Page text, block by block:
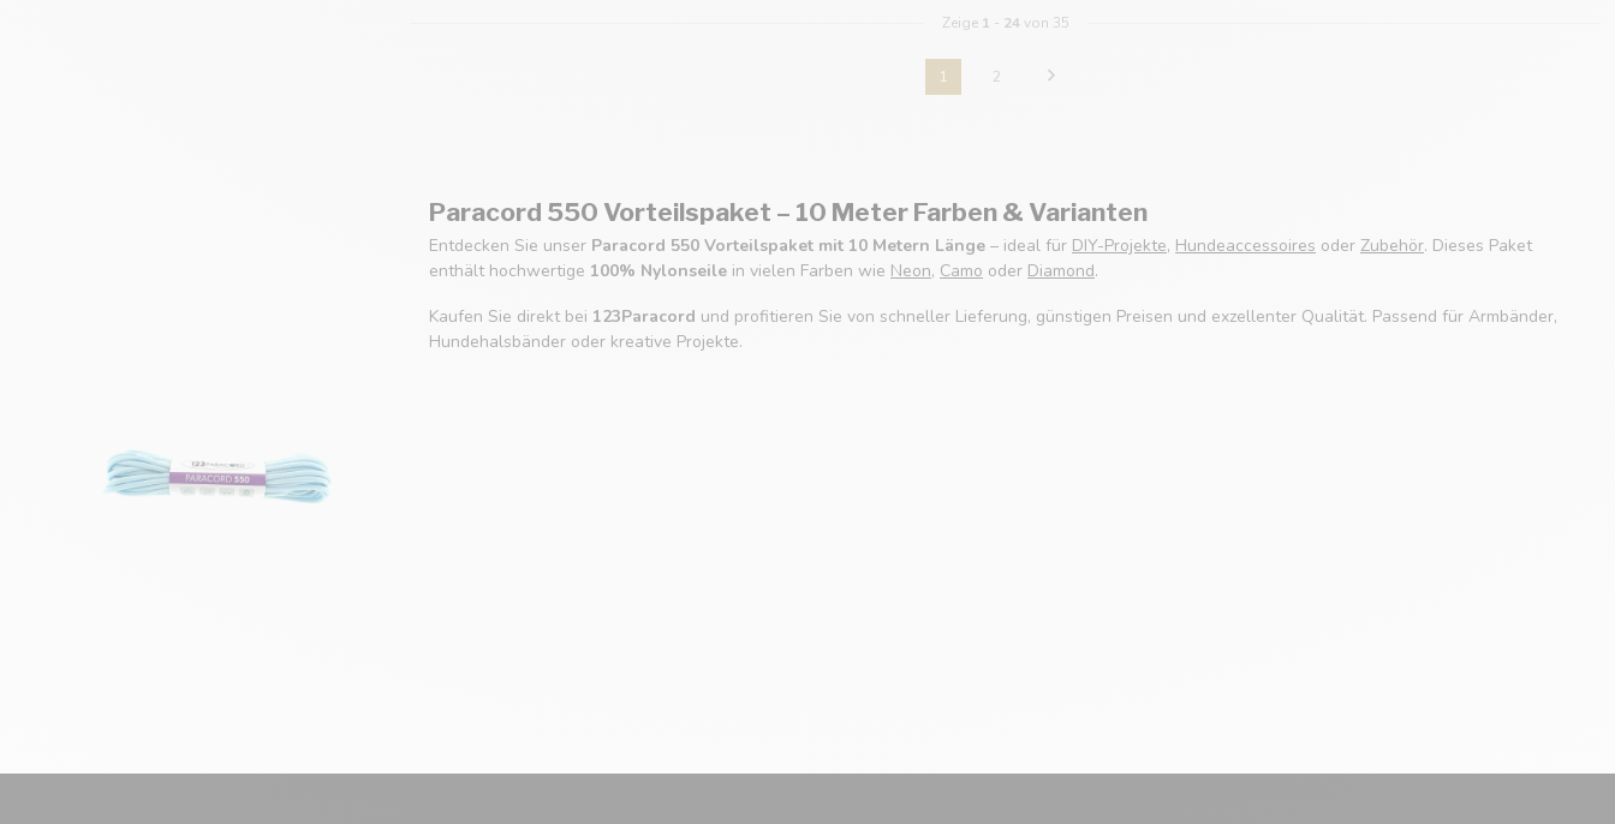
Zeige 1 - 24 von 35
1 2
Paracord 550 Vorteilspaket – 10 Meter Farben & Varianten
Entdecken Sie unser Paracord 550 Vorteilspaket mit 10 Metern Länge – ideal für DIY-Projekte, Hundeaccessoires oder Zubehör. Dieses Paket
enthält hochwertige 100% Nylonseile in vielen Farben wie Neon, Camo oder Diamond.
Kaufen Sie direkt bei 123Paracord und profitieren Sie von schneller Lieferung, günstigen Preisen und exzellenter Qualität. Passend für Armbänder,
Hundehalsbänder oder kreative Projekte.